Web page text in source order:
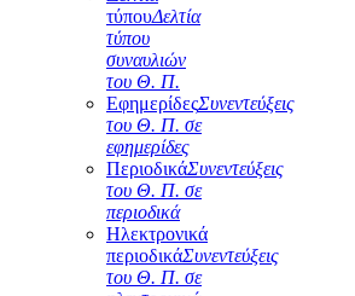
τύπουΔελτία
τύπου
συναυλιών
του Θ. Π.
ΕφημερίδεςΣυνεντεύξεις
του Θ. Π. σε
εφημερίδες
ΠεριοδικάΣυνεντεύξεις
του Θ. Π. σε
περιοδικά
Ηλεκτρονικά
περιοδικάΣυνεντεύξεις
του Θ. Π. σε